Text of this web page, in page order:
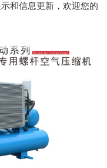
和信息更新，欢迎您的